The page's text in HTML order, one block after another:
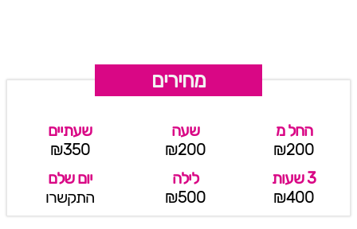
מחירים
החל מ
₪200
שעה
₪200
שעתיים
₪350
3 שעות
₪400
לילה
₪500
יום שלם
התקשרו